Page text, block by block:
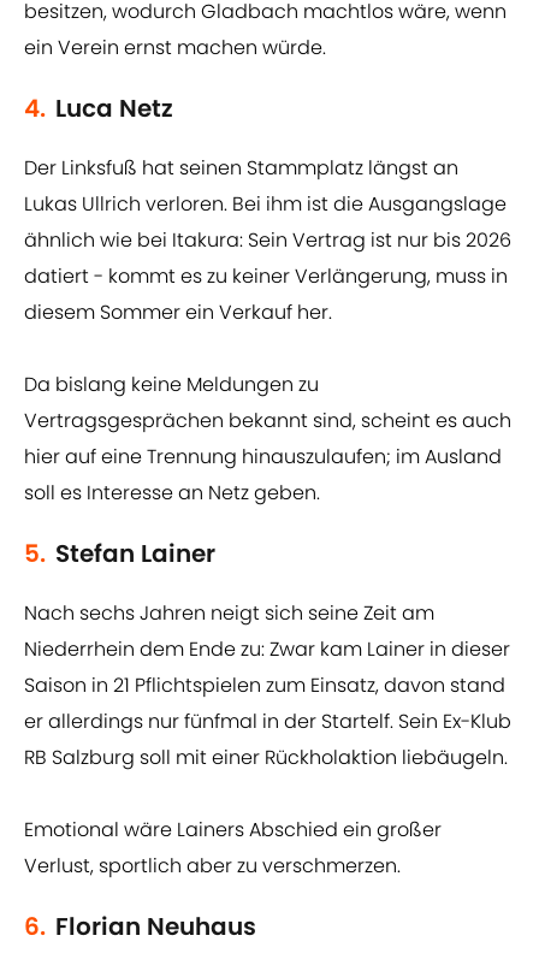
besitzen, wodurch Gladbach machtlos wäre, wenn
ein Verein ernst machen würde.
4. Luca Netz
Der Linksfuß hat seinen Stammplatz längst an
Lukas Ullrich verloren. Bei ihm ist die Ausgangslage
ähnlich wie bei Itakura: Sein Vertrag ist nur bis 2026
datiert - kommt es zu keiner Verlängerung, muss in
diesem Sommer ein Verkauf her.
Da bislang keine Meldungen zu
Vertragsgesprächen bekannt sind, scheint es auch
hier auf eine Trennung hinauszulaufen; im Ausland
soll es Interesse an Netz geben.
5. Stefan Lainer
Nach sechs Jahren neigt sich seine Zeit am
Niederrhein dem Ende zu: Zwar kam Lainer in dieser
Saison in 21 Pflichtspielen zum Einsatz, davon stand
er allerdings nur fünfmal in der Startelf. Sein Ex-Klub
RB Salzburg soll mit einer Rückholaktion liebäugeln.
Emotional wäre Lainers Abschied ein großer
Verlust, sportlich aber zu verschmerzen.
6. Florian Neuhaus